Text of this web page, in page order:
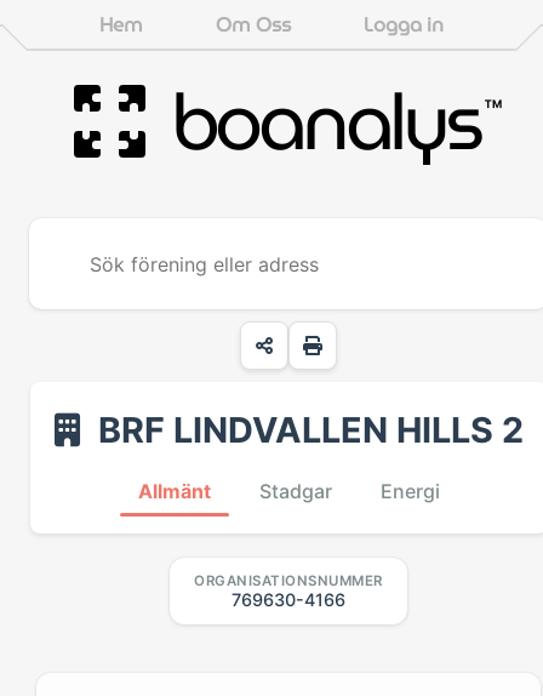
Hem Om Oss Logga in
boanalys™
BRF LINDVALLEN HILLS 2
Allmänt Stadgar Energi
ORGANISATIONSNUMMER
769630-4166